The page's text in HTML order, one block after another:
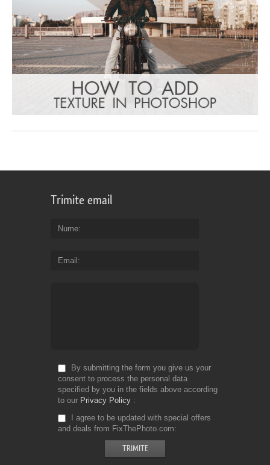
Trimite email
Nume
Email
By submitting the form you give us your
consent to process the personal data
specified by you in the fields above according
to our Privacy Policy
I agree to be updated with special offers
and deals from FixThePhoto.com